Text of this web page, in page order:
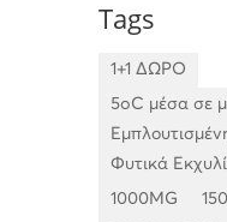
Tags
1+1 ΔΩΡΟ
5oC μέσα σε
Φυτικά
1000MG